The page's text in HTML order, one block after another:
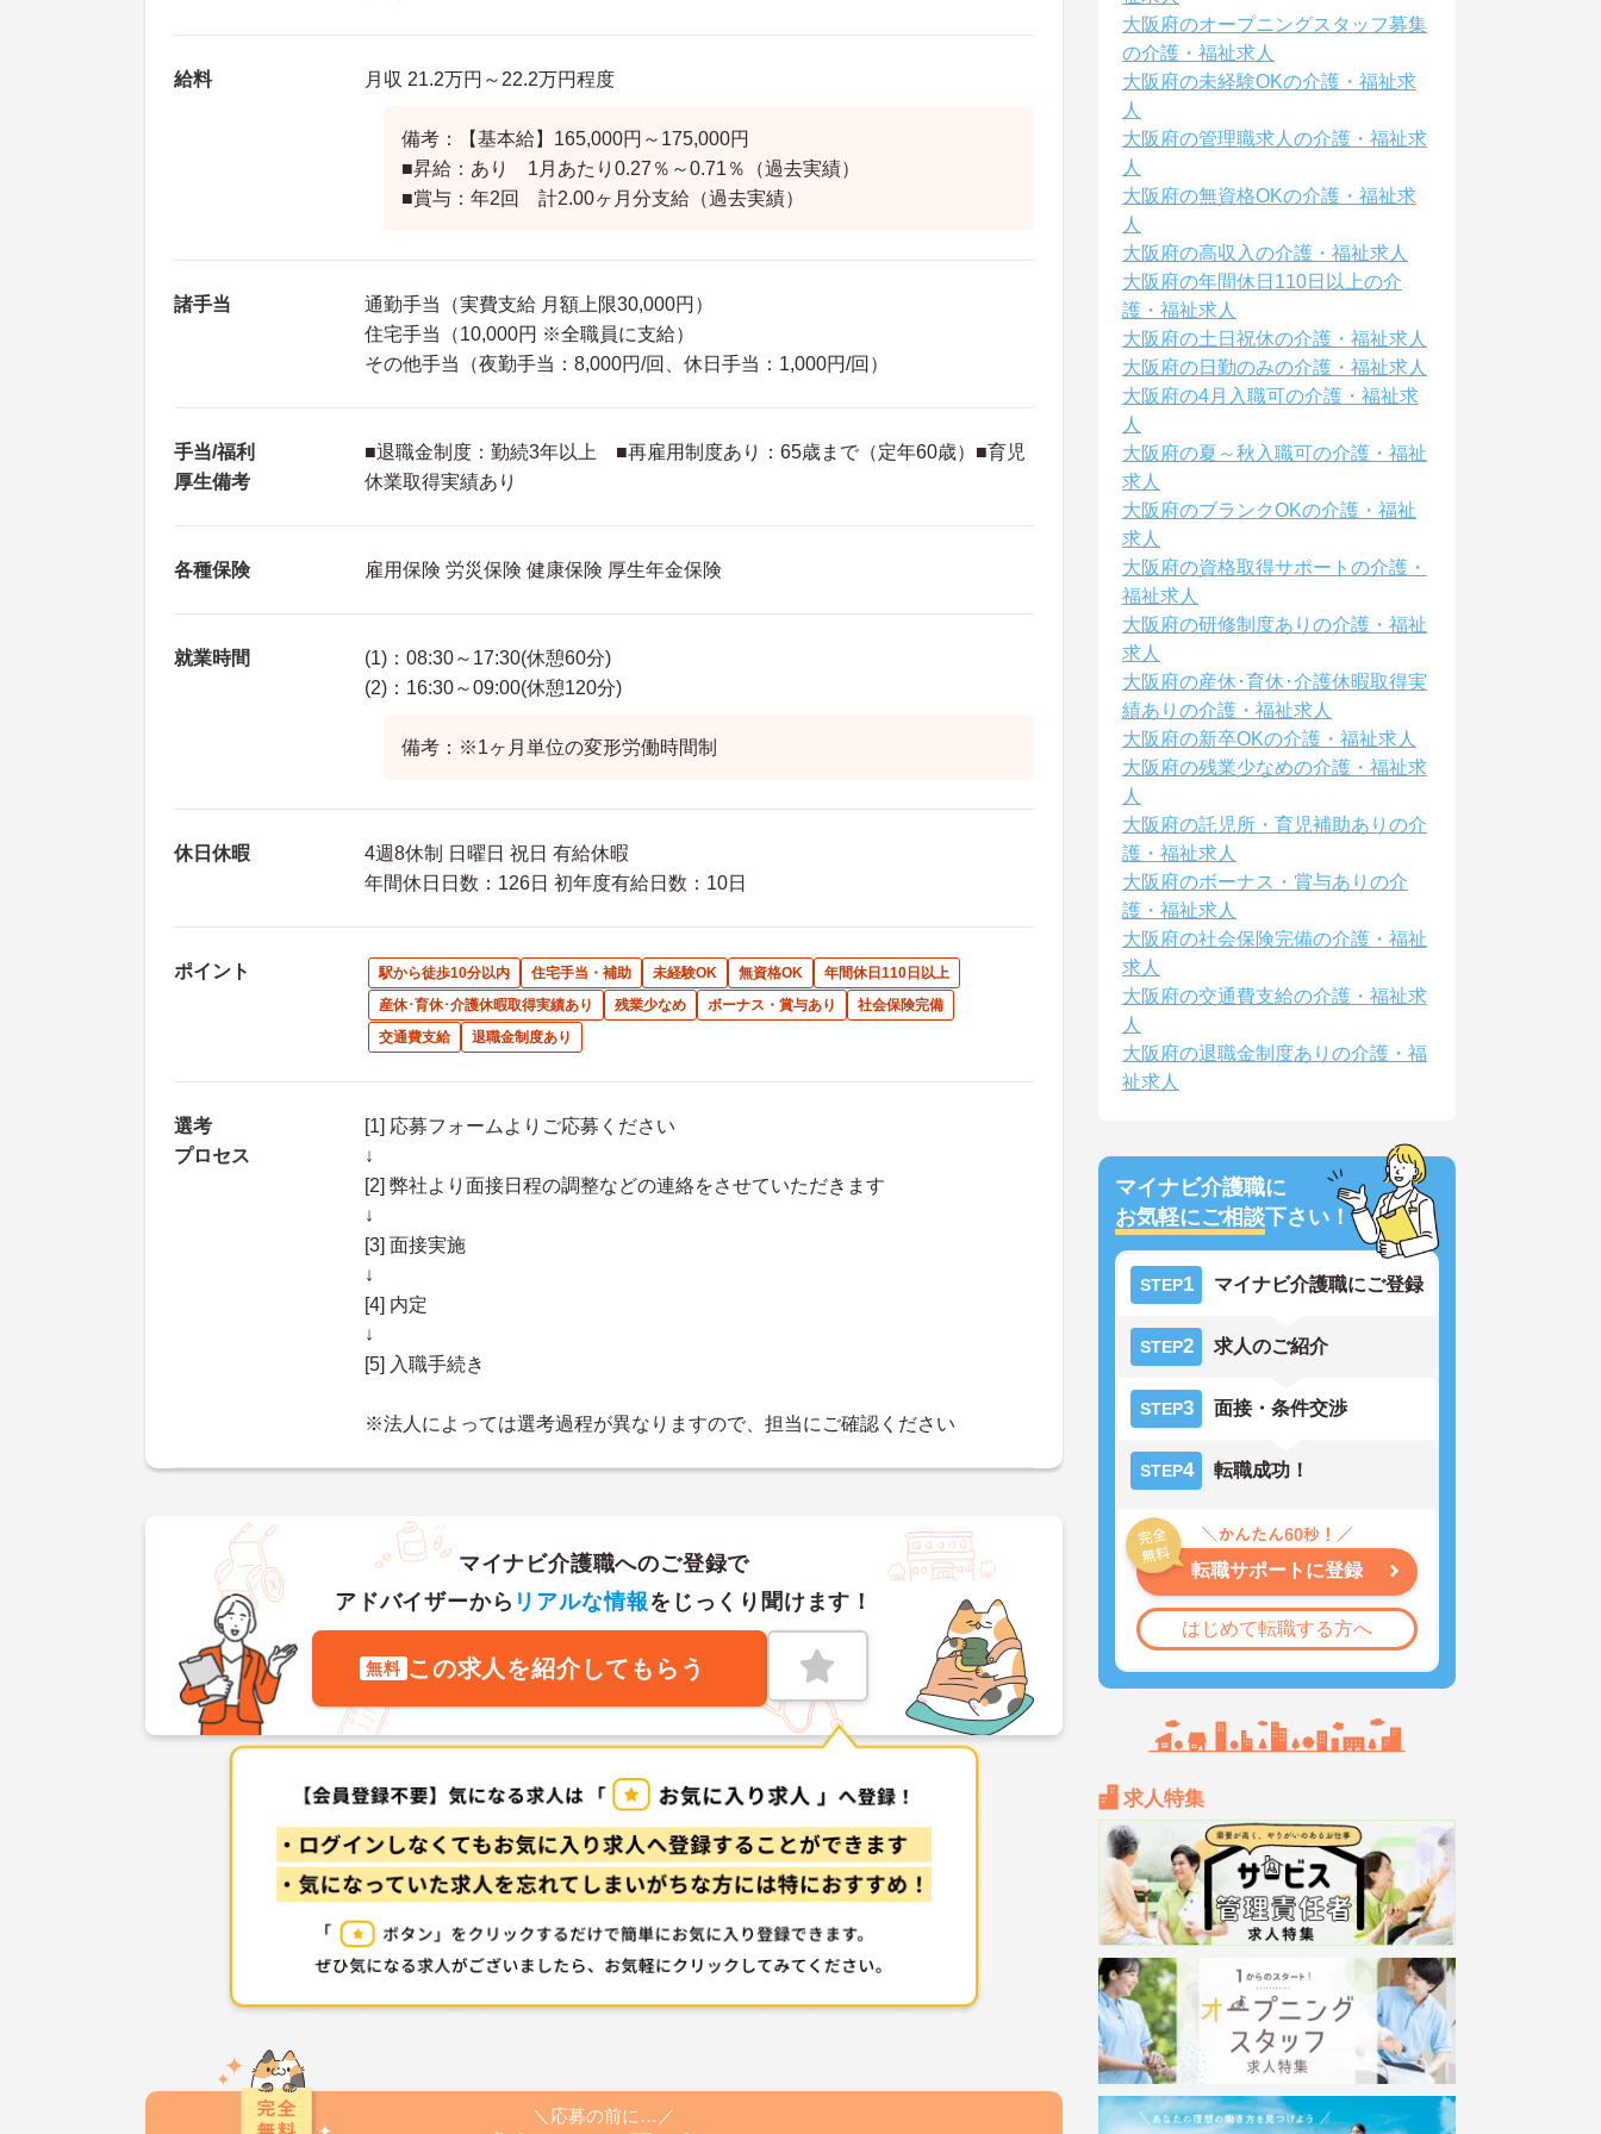
給料 月収 21.2万円～22.2万円程度
備考：【基本給】165,000円～175,000円
■昇給：あり 1月あたり0.27％～0.71％（過去実績）
■賞与：年2回 計2.00ヶ月分支給（過去実績）
諸手当
通勤手当（実費支給 月額上限30,000円）
住宅手当（10,000円 ※全職員に支給）
その他手当（夜勤手当：8,000円/回、休日手当：1,000円/回）
手当/福利
厚生備考
■退職金制度：勤続3年以上 ■再雇用制度あり：65歳まで（定年60歳）■育児
休業取得実績あり
各種保険 雇用保険 労災保険 健康保険 厚生年金保険
就業時間
(1)：08:30～17:30(休憩60分)
(2)：16:30～09:00(休憩120分)
備考：※1ヶ月単位の変形労働時間制
休日休暇
4週8休制 日曜日 祝日 有給休暇
年間休日日数：126日 初年度有給日数：10日
ポイント 駅から徒歩10分以内 住宅手当・補助 未経験OK 無資格OK
年間休日110日以上
産休･育休･介護休暇取得実績あり
残業少なめ ボーナス・賞与あり
社会保険完備
交通費支給
退職金制度あり
選考
プロセス
[1] 応募フォームよりご応募ください
↓
[2] 弊社より面接日程の調整などの連絡をさせていただきます
↓
[3] 面接実施
↓
[4] 内定
↓
[5] 入職手続き
※法人によっては選考過程が異なりますので、担当にご確認ください
マイナビ介護職へのご登録で
アドバイザーから リアルな情報をじっくり聞けます！
無料 この求人を紹介してもらう
＼応募の前に…／
大阪府のオープニングスタッフ募集
の介護・福祉求人
大阪府の未経験OKの介護・福祉求
人
大阪府の管理職求人の介護・福祉求
人
大阪府の無資格OKの介護・福祉求
人
大阪府の高収入の介護・福祉求人
大阪府の年間休日110日以上の介
護・福祉求人
大阪府の土日祝休の介護・福祉求人
大阪府の日勤のみの介護・福祉求人
大阪府の4月入職可の介護・福祉求
人
大阪府の夏～秋入職可の介護・福祉
求人
大阪府のブランクOKの介護・福祉
求人
大阪府の資格取得サポートの介護・
福祉求人
大阪府の研修制度ありの介護・福祉
求人
大阪府の産休･育休･介護休暇取得実
績ありの介護・福祉求人
大阪府の新卒OKの介護・福祉求人
大阪府の残業少なめの介護・福祉求
人
大阪府の託児所・育児補助ありの介
護・福祉求人
大阪府のボーナス・賞与ありの介
護・福祉求人
大阪府の社会保険完備の介護・福祉
求人
大阪府の交通費支給の介護・福祉求
人
大阪府の退職金制度ありの介護・福
祉求人
マイナビ介護職に
お気軽にご相談下さい！
STEP1 マイナビ介護職にご登録
STEP2 求人のご紹介
STEP3 面接・条件交渉
STEP4 転職成功！
転職サポートに登録
はじめて転職する方へ
求人特集